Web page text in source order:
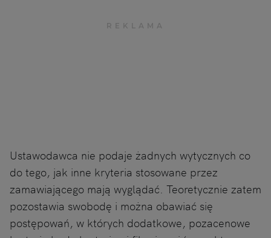
Ustawodawca nie podaje żadnych wytycznych co
do tego, jak inne kryteria stosowane przez
zamawiającego mają wyglądać. Teoretycznie zatem
pozostawia swobodę i można obawiać się
postępowań, w których dodatkowe, pozacenowe